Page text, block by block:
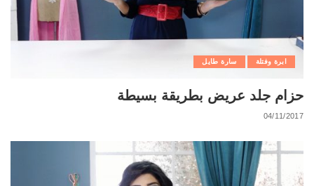
ابرة وفتلة سارة طايل
حزام جلد عريض بطريقة بسيطة
04/11/2017